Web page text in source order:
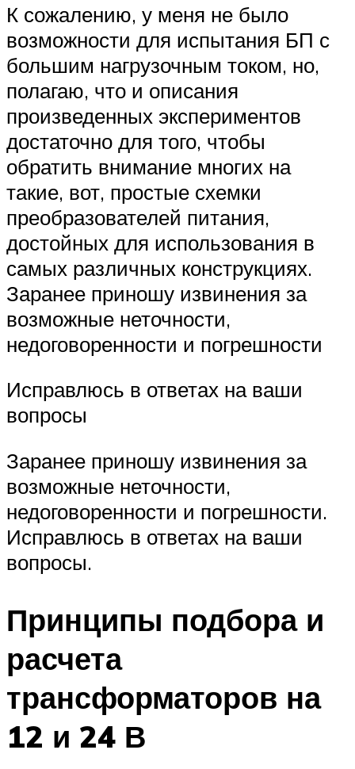
К сожалению, у меня не было
возможности для испытания БП с
большим нагрузочным током, но,
полагаю, что и описания
произведенных экспериментов
достаточно для того, чтобы
обратить внимание многих на
такие, вот, простые схемки
преобразователей питания,
достойных для использования в
самых различных конструкциях.
Заранее приношу извинения за
возможные неточности,
недоговоренности и погрешности
Исправлюсь в ответах на ваши
вопросы
Заранее приношу извинения за
возможные неточности,
недоговоренности и погрешности.
Исправлюсь в ответах на ваши
вопросы.
Принципы подбора и
расчета
трансформаторов на
12 и 24 В